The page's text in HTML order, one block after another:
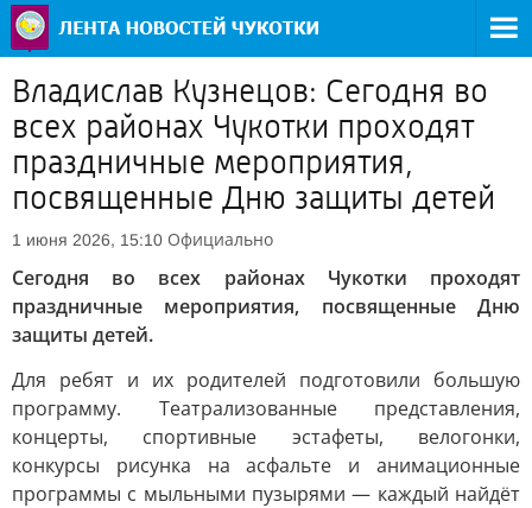
Владислав Кузнецов: Сегодня во
всех районах Чукотки проходят
праздничные мероприятия,
посвященные Дню защиты детей
1 июня 2026, 15:10 Официально
Сегодня во всех районах Чукотки проходят
праздничные мероприятия, посвященные Дню
защиты детей.
Для ребят и их родителей подготовили большую
программу. Театрализованные представления,
концерты, спортивные эстафеты, велогонки,
конкурсы рисунка на асфальте и анимационные
программы с мыльными пузырями — каждый найдёт